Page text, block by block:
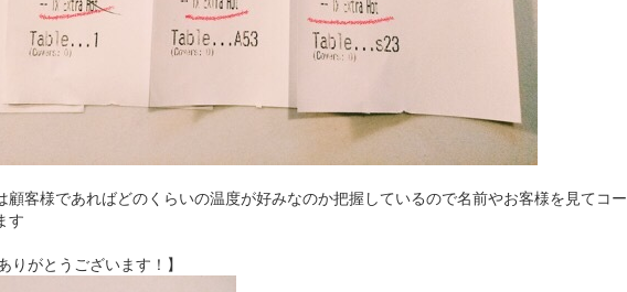
顧客様であればどのくらいの温度が好みなのか把握しているので名前やお客様を見てコー
す
りがとうございます！】